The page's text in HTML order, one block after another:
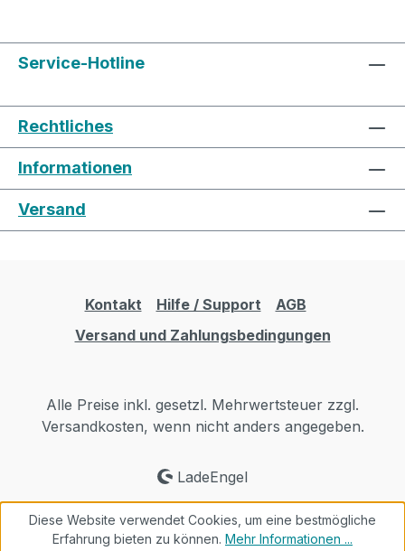
Service-Hotline
Rechtliches
Informationen
Versand
Kontakt Hilfe / Support
AGB
Versand und Zahlungsbedingungen
Alle Preise inkl. gesetzl. Mehrwertsteuer zzgl.
Versandkosten, wenn nicht anders angegeben.
LadeEngel
Diese Website verwendet Cookies, um eine bestmögliche
Erfahrung bieten zu können. Mehr Informationen ...